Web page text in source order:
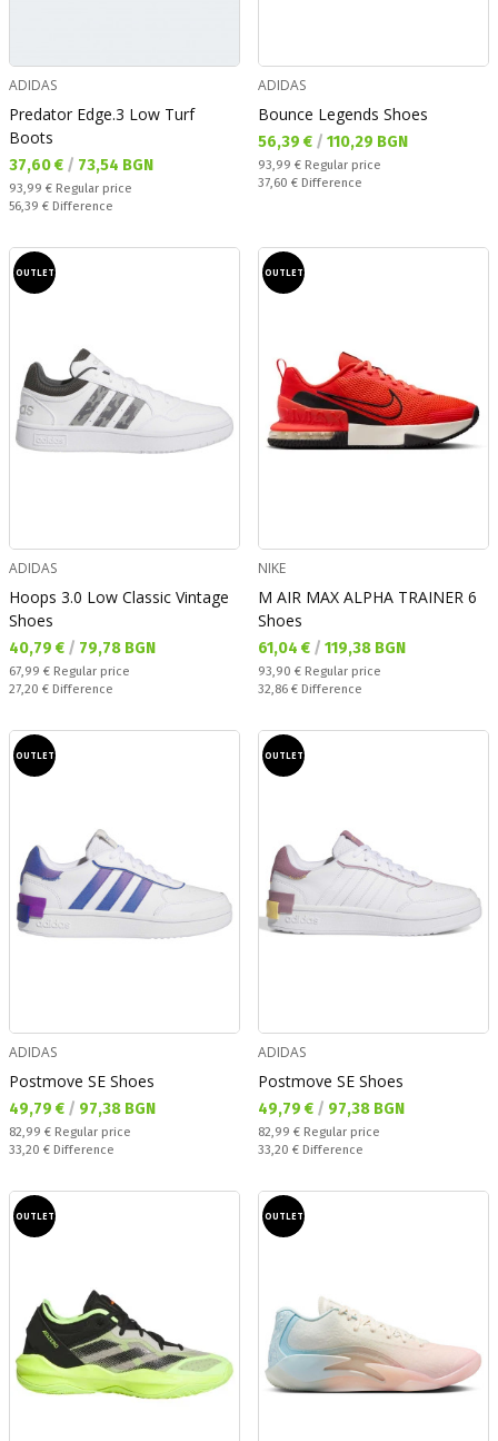
ADIDAS
Predator Edge.3 Low Turf
Boots
Текуща цена:
37,60 € / 73,54 BGN
Regular price:
93,99 € Regular price
Спестявате:
56,39 € Difference
ADIDAS
Bounce Legends Shoes
Текуща цена:
56,39 € / 110,29 BGN
Regular price:
93,99 € Regular price
Спестявате:
37,60 € Difference
OUTLET
ADIDAS
Hoops 3.0 Low Classic Vintage
Shoes
Текуща цена:
40,79 € / 79,78 BGN
Regular price:
67,99 € Regular price
Спестявате:
27,20 € Difference
OUTLET
NIKE
M AIR MAX ALPHA TRAINER 6
Shoes
Текуща цена:
61,04 € / 119,38 BGN
Regular price:
93,90 € Regular price
Спестявате:
32,86 € Difference
OUTLET
ADIDAS
Postmove SE Shoes
Текуща цена:
49,79 € / 97,38 BGN
Regular price:
82,99 € Regular price
Спестявате:
33,20 € Difference
OUTLET
ADIDAS
Postmove SE Shoes
Текуща цена:
49,79 € / 97,38 BGN
Regular price:
82,99 € Regular price
Спестявате:
33,20 € Difference
OUTLET OUTLET